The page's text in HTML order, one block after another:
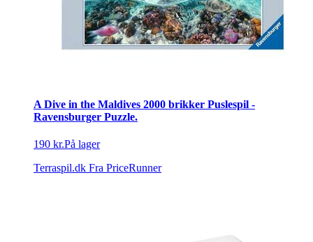
A Dive in the Maldives 2000 brikker Puslespil -
Ravensburger Puzzle.
190 kr.På lager
Terraspil.dk Fra PriceRunner